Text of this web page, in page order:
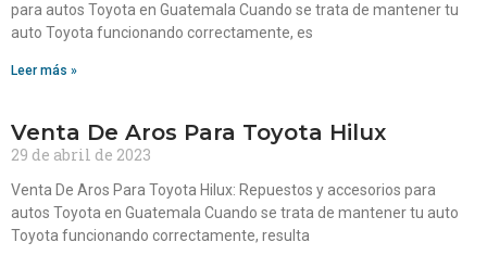
para autos Toyota en Guatemala Cuando se trata de mantener tu
auto Toyota funcionando correctamente, es
Leer más »
Venta De Aros Para Toyota Hilux
29 de abril de 2023
Venta De Aros Para Toyota Hilux: Repuestos y accesorios para
autos Toyota en Guatemala Cuando se trata de mantener tu auto
Toyota funcionando correctamente, resulta